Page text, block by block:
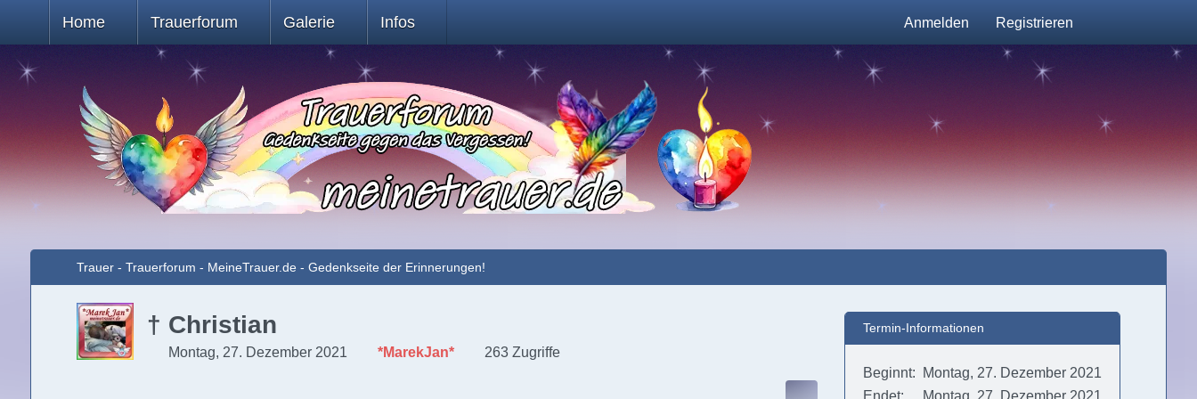
Home Trauerforum Galerie Infos Anmelden Registrieren
Trauer - Trauerforum - MeineTrauer.de - Gedenkseite der Erinnerungen!
† Christian
Montag, 27. Dezember 2021 *MarekJan* 263 Zugriffe
Termin-Informationen
Beginnt
Montag, 27. Dezember 2021
Endet
Montag, 27. Dezember 2021